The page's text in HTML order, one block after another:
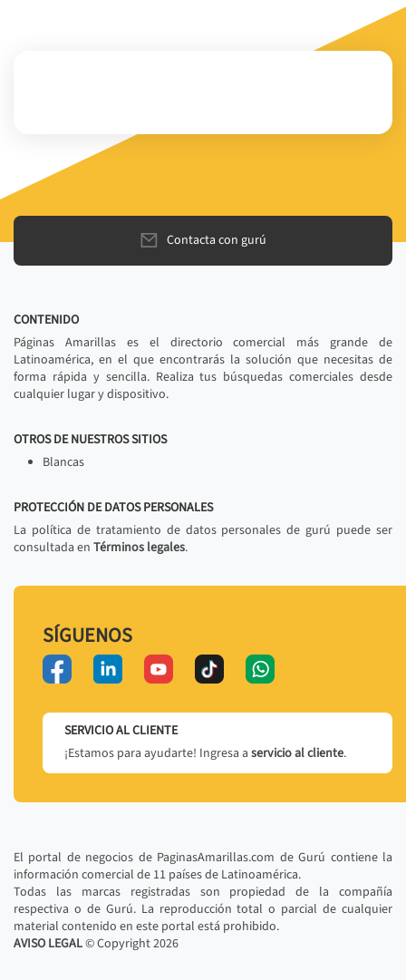
Contacta con gurú
CONTENIDO
Páginas Amarillas es el directorio comercial más grande de
Latinoamérica, en el que encontrarás la solución que necesitas de
forma rápida y sencilla. Realiza tus búsquedas comerciales desde
cualquier lugar y dispositivo.
OTROS DE NUESTROS SITIOS
Blancas
PROTECCIÓN DE DATOS PERSONALES
La política de tratamiento de datos personales de gurú puede ser
consultada en Términos legales.
SÍGUENOS
SERVICIO AL CLIENTE
¡Estamos para ayudarte! Ingresa a servicio al cliente.
El portal de negocios de PaginasAmarillas.com de Gurú contiene la
información comercial de 11 países de Latinoamérica.
Todas las marcas registradas son propiedad de la compañía
respectiva o de Gurú. La reproducción total o parcial de cualquier
material contenido en este portal está prohibido.
AVISO LEGAL© Copyright2026